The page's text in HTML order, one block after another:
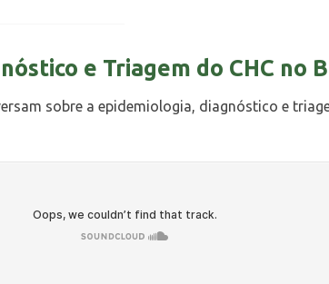
e Triagem do CHC no
sobre a epidemiologia, diagnóstico e